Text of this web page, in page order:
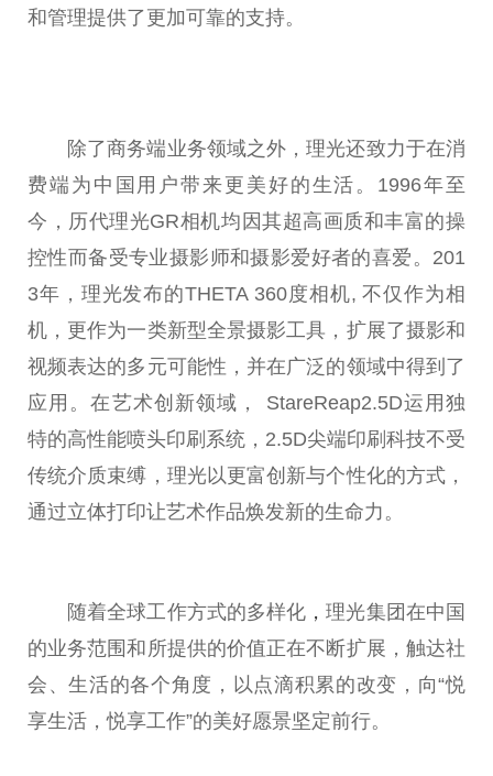
和管理提供了更加可靠的支持。
除了商务端业务领域之外，理光还致力于在消
费端为 中国 用户带来更美好的生活。1996年至
今，历代理光GR相机均因其超高画质和丰富的操
控性而备受专业摄影师和摄影爱好者的喜爱。201
3年，理光发布的THETA 360度相机, 不仅作为相
机，更作为一类新型全景摄影工具，扩展了摄影和
视频表达的多元可能性 ，并在广泛的领域中得到了
应用。在艺术创新领域， StareReap2.5D运用独
特的高性能喷头印刷系统，2.5D尖端印刷科技不受
传统介质束缚，理光以更富创新与个性化的方式，
通过立体打印让艺术作品焕发新的生命力。
随着全球工作方式的多样化 ，理光集团在中国
的业务范围和所提供的价值正在不断扩展，触达社
会、生活的各个角度，以点滴积累的改变，向“悦
享生活，悦享工作”的美好愿景坚定前行。